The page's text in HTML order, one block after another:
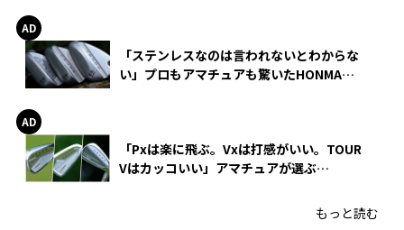
「ステンレスなのは言われないとわからな
い」プロもアマチュアも驚いたHONMA
「Pxは楽に飛ぶ。Vxは打感がいい。TOUR
Vはカッコいい」アマチュアが選ぶ
もっと読む